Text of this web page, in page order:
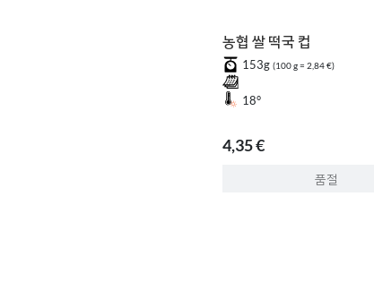
농협 쌀 떡국 컵
153g (100 g = 2,84 €)
18°
4,35 €
품절